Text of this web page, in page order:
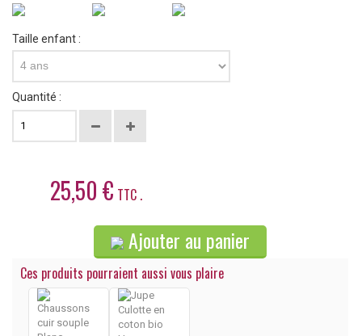
Taille enfant :
4 ans
Quantité :
25,50 € TTC .
Ajouter au panier
Ces produits pourraient aussi vous plaire